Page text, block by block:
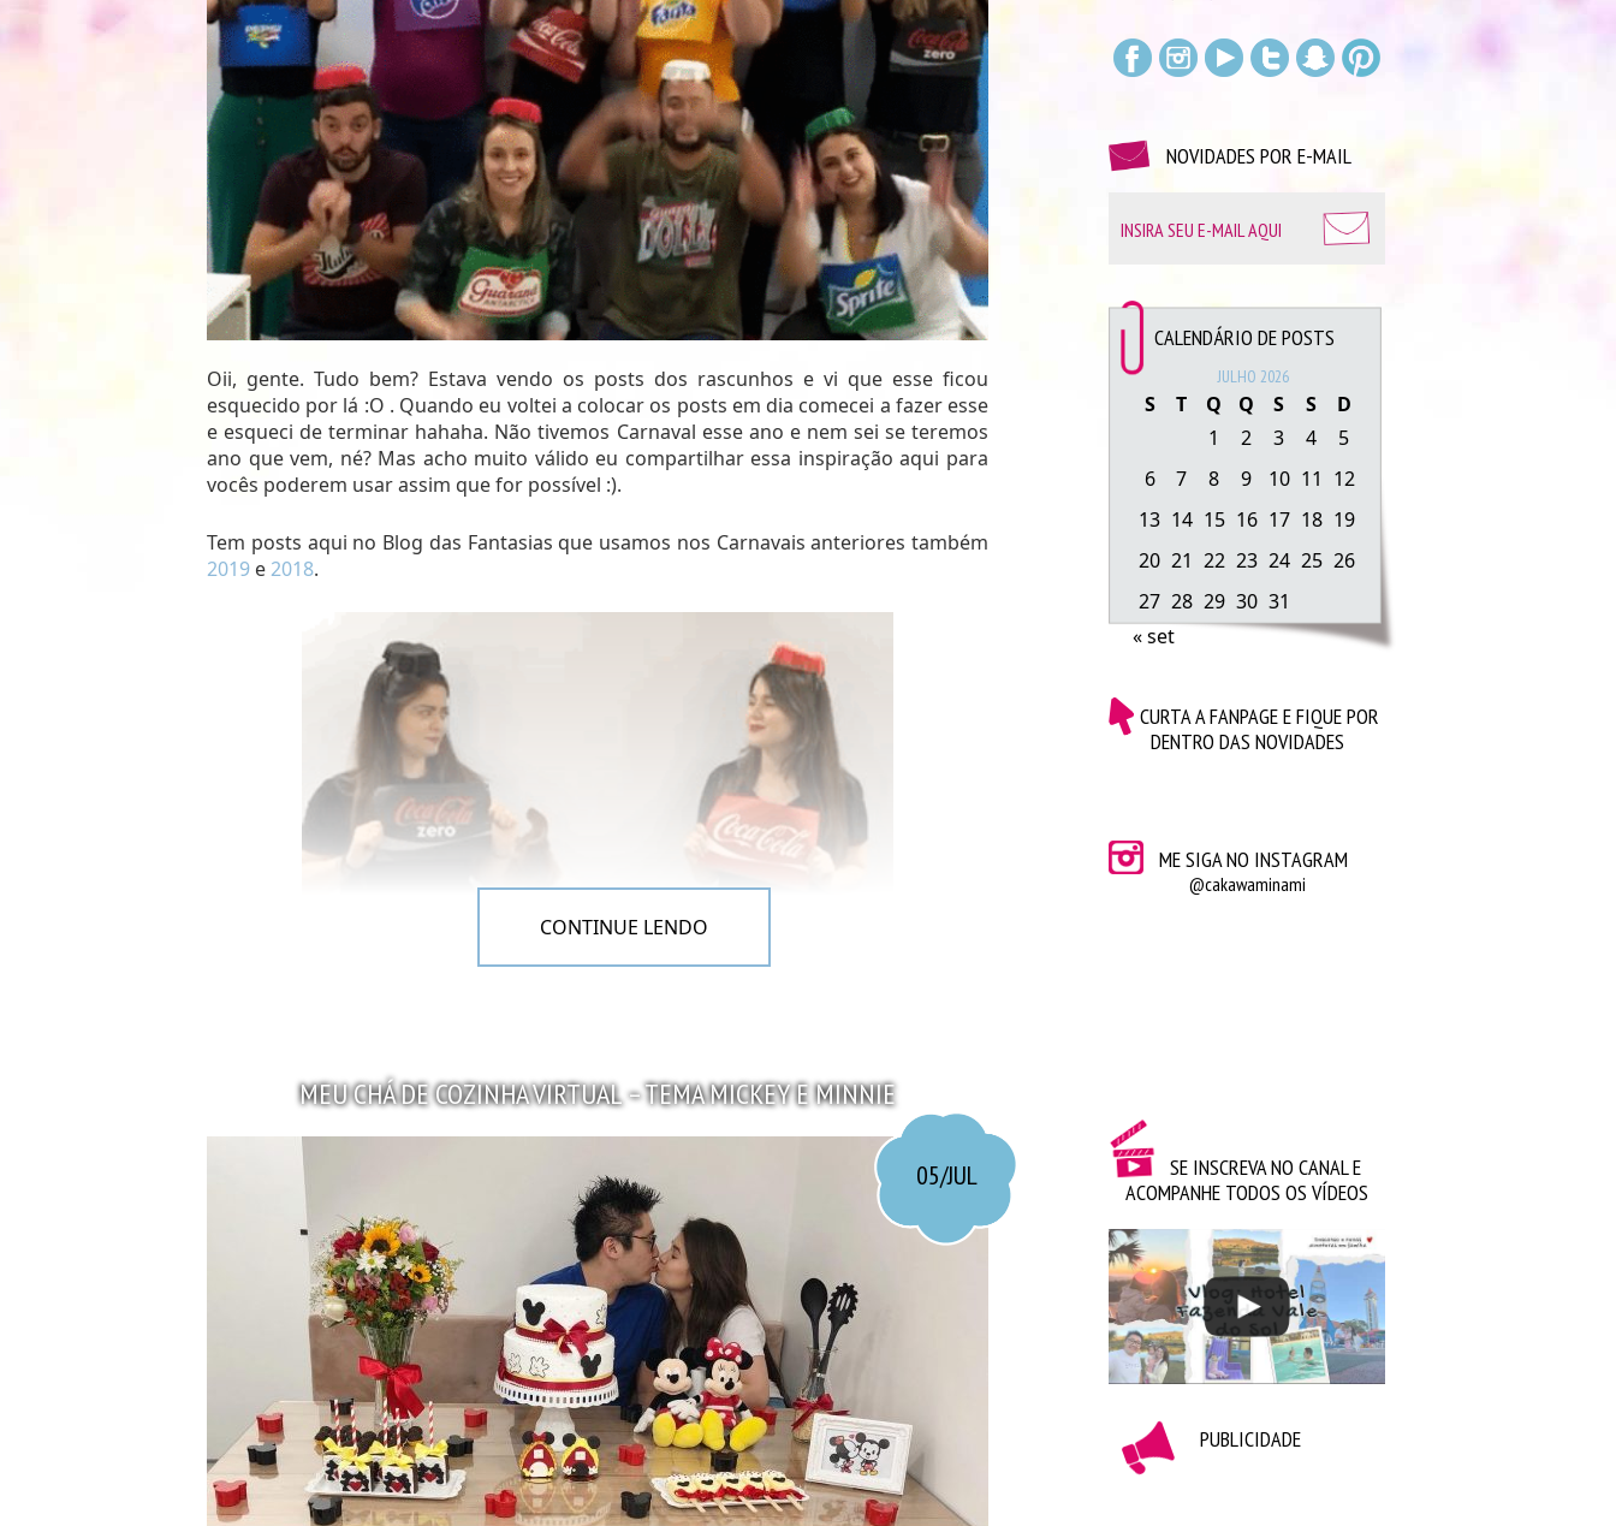
Oii, gente. Tudo bem? Estava vendo os posts dos rascunhos e vi que esse ficou
esquecido por lá :O . Quando eu voltei a colocar os posts em dia comecei a fazer esse
e esqueci de terminar hahaha. Não tivemos Carnaval esse ano e nem sei se teremos
ano que vem, né? Mas acho muito válido eu compartilhar essa inspiração aqui para
vocês poderem usar assim que for possível :).
Tem posts aqui no Blog das Fantasias que usamos nos Carnavais anteriores também
2019 e2018.
A ideia era fazer uma fantasia em grupo mais uma vez, eu acho isso o máximo haha.
Pesquisando na internet vi a ideia de refrigerante e adaptamos de acordo com a
realidade da nossa equipe.
Fizemos uma tiara para cada um simulando a tampinha (com EVA e cola quente) e
imprimimos os rótulos dos refrigerantes em papel couchê – prendemos com fio de
Para completar a fantasia, as roupas escolhidas foram de acordo com a embalagem
do refrigerante de cada um haha.
CONTINUE LENDO
MEU CHÁ DE COZINHA VIRTUAL – TEMA MICKEY E MINNIE
05/JUL
NOVIDADES POR E-MAIL
CALENDÁRIO DE POSTS
JULHO 2026
S T Q Q S S
D
1
2 3 4
5
6
7 8 9 10 11 12
13 14 15 16 17 18 19
20 21 22 23 24 25 26
27 28 29 30 31
« set
CURTA A FANPAGE E FIQUE POR
DENTRO DAS NOVIDADES
ME SIGA NO INSTAGRAM
@cakawaminami
SE INSCREVA NO CANAL E
ACOMPANHE TODOS OS VÍDEOS
PUBLICIDADE